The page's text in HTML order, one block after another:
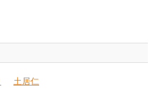
土居仁